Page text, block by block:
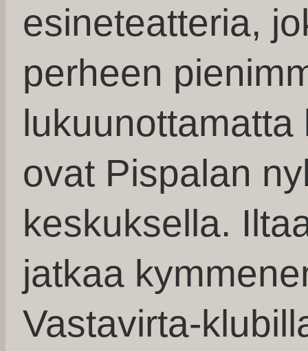
esineteatteria,
perheen
ovat Pispalan
keskuksella.
jatkaa
Vastavirta-